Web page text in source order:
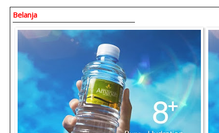
Air Amanah 19 L (Refil Galon) - Rp.
20.000,-
Belanja